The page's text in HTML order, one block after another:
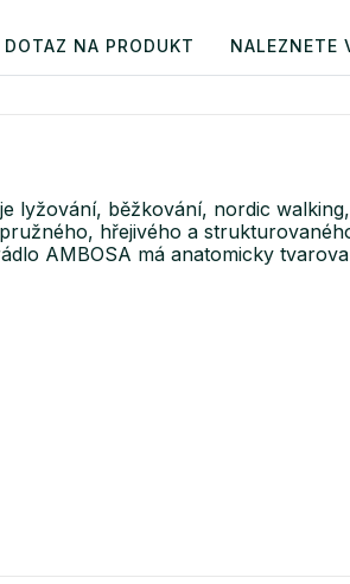
DOTAZ NA PRODUKT NALEZNETE
lyžování, běžkování, nordic
hřejivého a
AMBOSA má anatomicky